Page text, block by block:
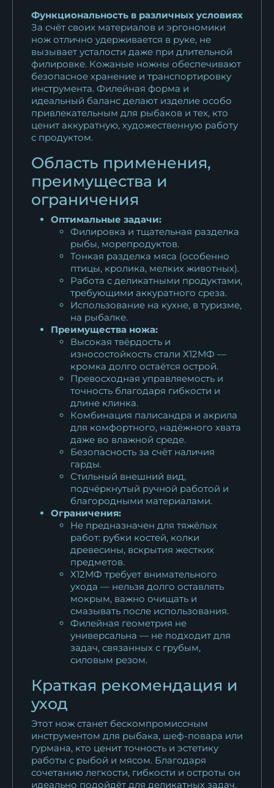
Нож Касатка средний
филейный Х12МФ...
11 044₽
Нож Касатка средний
филейный Х12МФ...
11 044₽
Нож Филейка средняя сталь
11 375₽
Функциональность в различных условиях
За счёт своих материалов и эргономики
нож отлично удерживается в руке, не
вызывает усталости даже при длительной
филировке. Кожаные ножны обеспечивают
безопасное хранение и транспортировку
инструмента. Филейная форма и
идеальный баланс делают изделие особо
привлекательным для рыбаков и тех, кто
ценит аккуратную, художественную работу
с продуктом.
Область применения,
преимущества и
ограничения
Оптимальные задачи:
Филировка и тщательная разделка
рыбы, морепродуктов.
Тонкая разделка мяса (особенно
птицы, кролика, мелких животных).
Работа с деликатными продуктами,
требующими аккуратного среза.
Использование на кухне, в туризме,
на рыбалке.
Преимущества ножа:
Высокая твёрдость и
износостойкость стали Х12МФ —
кромка долго остаётся острой.
Превосходная управляемость и
точность благодаря гибкости и
длине клинка.
Комбинация палисандра и акрила
для комфортного, надёжного хвата
даже во влажной среде.
Безопасность за счёт наличия
гарды.
Стильный внешний вид,
подчёркнутый ручной работой и
благородными материалами.
Ограничения:
Не предназначен для тяжёлых
работ: рубки костей, колки
древесины, вскрытия жестких
предметов.
Х12МФ требует внимательного
ухода — нельзя долго оставлять
мокрым, важно очищать и
смазывать после использования.
Филейная геометрия не
универсальна — не подходит для
задач, связанных с грубым,
силовым резом.
Краткая рекомендация и
уход
Этот нож станет бескомпромиссным
инструментом для рыбака, шеф-повара или
гурмана, кто ценит точность и эстетику
работы с рыбой и мясом. Благодаря
сочетанию легкости, гибкости и остроты он
идеально подойдёт для деликатных задач,